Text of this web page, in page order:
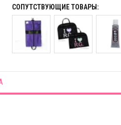
СОПУТСТВУЮЩИЕ ТОВАРЫ: